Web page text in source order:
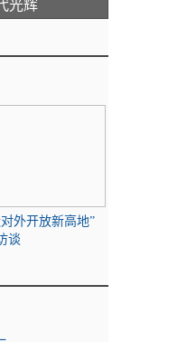
光辉
外开放新高地”
谈